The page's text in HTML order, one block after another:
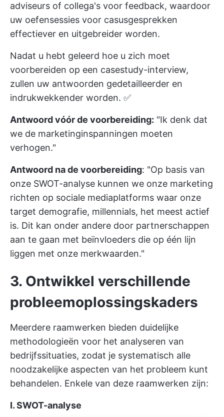
adviseurs of collega's voor feedback, waardoor
uw oefensessies voor casusgesprekken
effectiever en uitgebreider worden.
Nadat u hebt geleerd hoe u zich moet
voorbereiden op een casestudy-interview,
zullen uw antwoorden gedetailleerder en
indrukwekkender worden. ✅
Antwoord vóór de voorbereiding: "Ik denk dat
we de marketinginspanningen moeten
verhogen."
Antwoord na de voorbereiding: "Op basis van
onze SWOT-analyse kunnen we onze marketing
richten op sociale mediaplatforms waar onze
target demografie, millennials, het meest actief
is. Dit kan onder andere door partnerschappen
aan te gaan met beïnvloeders die op één lijn
liggen met onze merkwaarden."
3. Ontwikkel verschillende
probleemoplossingskaders
Meerdere raamwerken bieden duidelijke
methodologieën voor het analyseren van
bedrijfssituaties, zodat je systematisch alle
noodzakelijke aspecten van het probleem kunt
behandelen. Enkele van deze raamwerken zijn:
I. SWOT-analyse